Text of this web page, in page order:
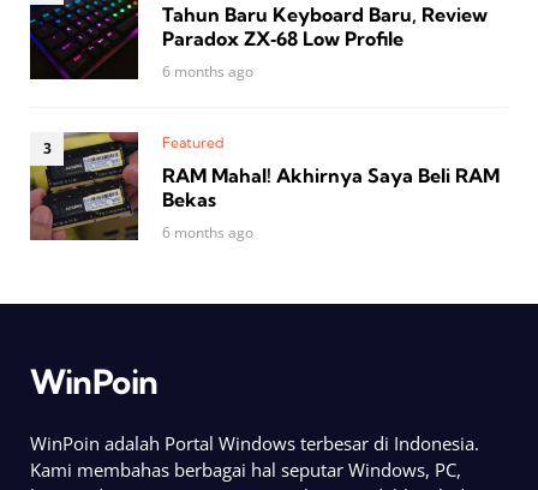
Tahun Baru Keyboard Baru, Review
Paradox ZX‑68 Low Profile
6 months ago
Featured
RAM Mahal! Akhirnya Saya Beli RAM
Bekas
6 months ago
WinPoin
WinPoin adalah Portal Windows terbesar di Indonesia.
Kami membahas berbagai hal seputar Windows, PC,